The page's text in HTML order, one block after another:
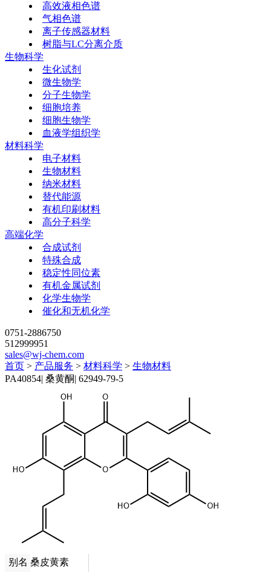
高效液相色谱
气相色谱
离子传感器材料
树脂与LC分离介质
生物科学
生化试剂
微生物学
分子生物学
细胞培养
细胞生物学
血液学组织学
材料科学
电子材料
生物材料
纳米材料
替代能源
有机印刷材料
高分子科学
高端化学
合成试剂
特殊合成
稳定性同位素
有机金属试剂
化学生物学
催化和无机化学
0751-2886750
512999951
sales@wj-chem.com
首页 > 产品服务 > 材料科学 > 生物材料
PA40854| 桑黄酮| 62949-79-5
别名 桑皮黄素